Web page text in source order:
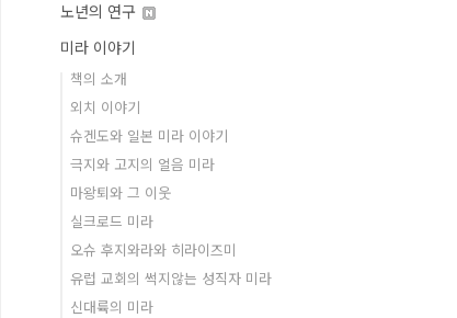
노년의 연구
미라 이야기
책의 소개
외치 이야기
슈겐도와 일본 미라 이야기
극지와 고지의 얼음 미라
마왕퇴와 그 이웃
실크로드 미라
오슈 후지와라와 히라이즈미
유럽 교회의 썩지않는 성직자 미라
신대륙의 미라